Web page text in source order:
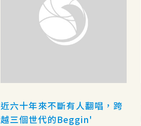
近六十年來不斷有人翻唱，跨
越三個世代的Beggin'